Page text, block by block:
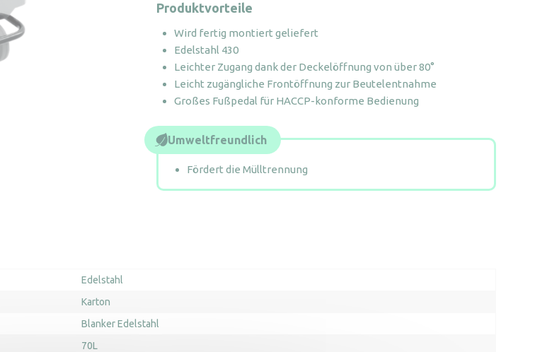
Produktvorteile
Wird fertig montiert geliefert
Edelstahl 430
Leichter Zugang dank der Deckelöffnung von über 80°
Leicht zugängliche Frontöffnung zur Beutelentnahme
Großes Fußpedal für HACCP-konforme Bedienung
Umweltfreundlich
Fördert die Mülltrennung
Edelstahl
Karton
Blanker Edelstahl
70L